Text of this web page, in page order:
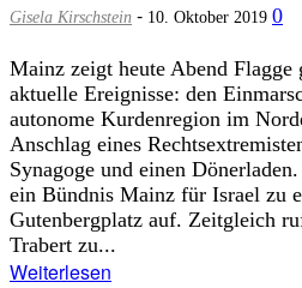
Gisela Kirschstein - 10. Oktober 2019 0
Mainz zeigt heute Abend Flagge
aktuelle Ereignisse: den
autonome Kurdenregion im
Anschlag eines
Synagoge und einen
ein Bündnis Mainz für Israel zu
Gutenbergplatz auf. Zeitgleich
Trabert zu...
Weiterlesen